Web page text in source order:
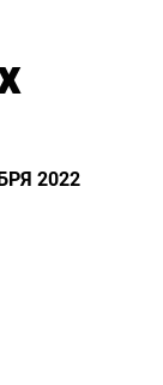
2022